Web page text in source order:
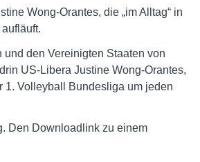
Wong-Orantes, die „im Alltag“ in
den Vereinigten Staaten von
US-Libera Justine Wong-Orantes,
1. Volleyball Bundesliga um jeden
Den Downloadlink zu einem